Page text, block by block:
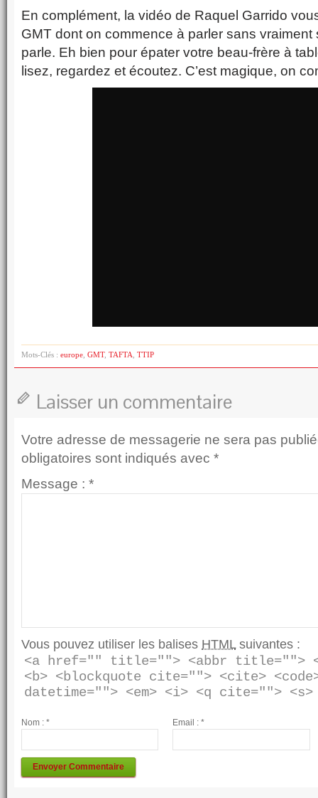
En complément, la vidéo de Raquel Garrido
GMT dont on commence à parler sans vraiment
parle. Eh bien pour épater votre beau-frère à
lisez, regardez et écoutez. C’est magique, on
Mots-Clés : europe GMT, TAFTA TTIP
Laisser un commentaire
Votre adresse de messagerie ne sera pas
obligatoires sont indiqués avec *
Message : *
Vous pouvez utiliser les balises HTMLsuivantes :
<a href="" title=""> <abbr title="">
<b> <blockquote cite=""> <cite>
Nom : * Email :*